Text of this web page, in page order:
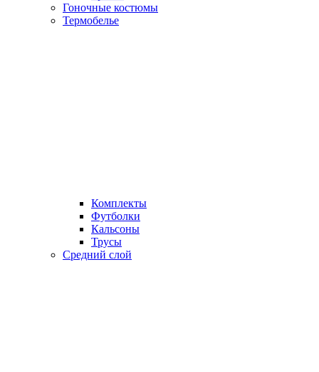
Гоночные костюмы
Термобелье
Комплекты
Футболки
Кальсоны
Трусы
Средний слой